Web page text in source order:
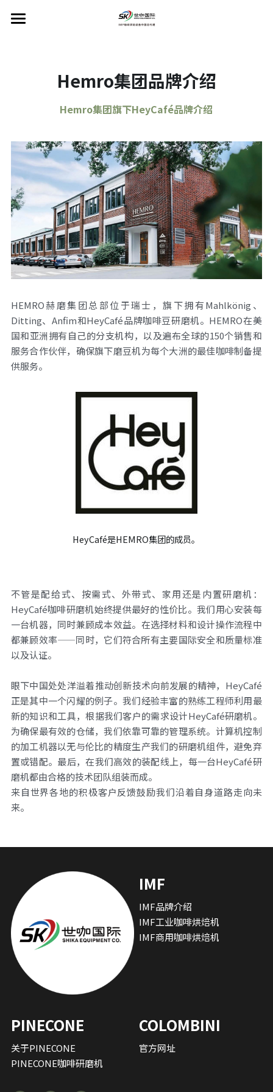
商用烘焙机
Scott Rao推荐
咖啡生豆储存和传输系统
咖啡熟豆储存与传输系统
咖啡研磨粉储存和传输系统
工业和商业咖啡研磨机
烘焙管理软件
关于PINECONE
PINECONE咖啡研磨机
Colombini工业研磨机
Colombini产品
售后服务
新闻动态
联系我们
Hemro集团品牌介绍
Hemro集团旗下HeyCafé品牌介绍
HEMRO赫磨集团总部位于瑞士，旗下拥有Mahlkönig、
Ditting、Anfim和HeyCafé品牌咖啡豆研磨机。HEMRO在美
国和亚洲拥有自己的分支机构，以及遍布全球的150个销售和
服务合作伙伴，确保旗下磨豆机为每个大洲的最佳咖啡制备提
供服务。
HeyCafé是HEMRO集团的成员。
不管是配给式、按需式、外带式、家用还是内置研磨机：
HeyCafé咖啡研磨机始终提供最好的性价比。我们用心安装每
一台机器，同时兼顾成本效益。在选择材料和设计操作流程中
都兼顾效率——同时，它们符合所有主要国际安全和质量标准
以及认证。
眼下中国处处洋溢着推动创新技术向前发展的精神，HeyCafé
正是其中一个闪耀的例子。我们经验丰富的熟练工程师利用最
新的知识和工具，根据我们客户的需求设计HeyCafé研磨机。
为确保最有效的仓储，我们依靠可靠的管理系统。计算机控制
的加工机器以无与伦比的精度生产我们的研磨机组件，避免弃
置或错配。最后，在我们高效的装配线上，每一台HeyCafé研
磨机都由合格的技术团队组装而成。
来自世界各地的积极客户反馈鼓励我们沿着自身道路走向未
来。
IMF
IMF品牌介绍
IMF工业咖啡烘焙机
IMF商用咖啡烘焙机
PINECONE
关于PINECONE
PINECONE咖啡研磨机
COLOMBINI
官方网址
博客分类